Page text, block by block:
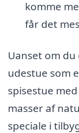
komme
får det
Uanset om
udestue som
spisestue
masser af
speciale i